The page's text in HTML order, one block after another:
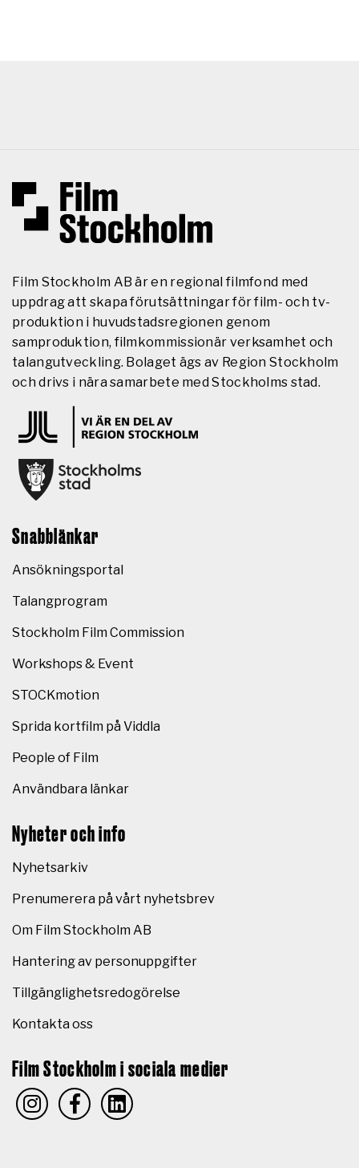
Film Stockholm AB är en regional filmfond med
uppdrag att skapa förutsättningar för film- och tv-
produktion i huvudstadsregionen genom
samproduktion, filmkommissionär verksamhet och
talangutveckling. Bolaget ägs av Region Stockholm
och drivs i nära samarbete med Stockholms stad.
Snabblänkar
Ansökningsportal
Talangprogram
Stockholm Film Commission
Workshops & Event
STOCKmotion
Sprida kortfilm på Viddla
People of Film
Användbara länkar
Nyheter och info
Nyhetsarkiv
Prenumerera på vårt nyhetsbrev
Om Film Stockholm AB
Hantering av personuppgifter
Tillgänglighetsredogörelse
Kontakta oss
Film Stockholm i sociala medier